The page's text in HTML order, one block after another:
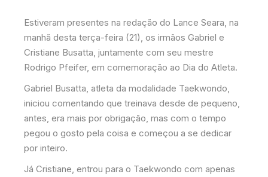
Estiveram presentes na redação do Lance Seara, na
manhã desta terça-feira (21), os irmãos Gabriel e
Cristiane Busatta, juntamente com seu mestre
Rodrigo Pfeifer, em comemoração ao Dia do Atleta.
Gabriel Busatta, atleta da modalidade Taekwondo,
iniciou comentando que treinava desde de pequeno,
antes, era mais por obrigação, mas com o tempo
pegou o gosto pela coisa e começou a se dedicar
por inteiro.
Já Cristiane, entrou para o Taekwondo com apenas